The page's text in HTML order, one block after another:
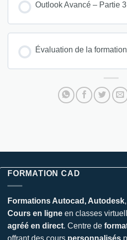
Outlook Avancé – Partie 3
Évaluation de la formation
FORMATION CAD
Formations Autocad, Autodesk
Cours en ligne en classes
agréé en direct. Centre de
offrant des cours personnalisés